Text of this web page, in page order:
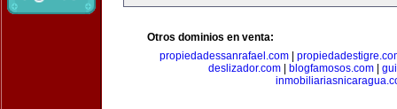
Otros dominios en venta:
propiedadessanrafael.com
deslizador.com| blogfamosos.com|